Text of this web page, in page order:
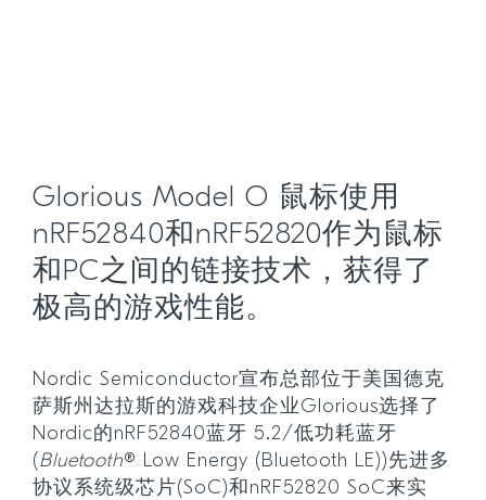
Glorious Model O 鼠标使用
nRF52840和nRF52820作为鼠标
和PC之间的链接技术，获得了
极高的游戏性能。
Nordic Semiconductor宣布总部位于美国德克
萨斯州达拉斯的游戏科技企业Glorious选择了
Nordic的nRF52840蓝牙 5.2/低功耗蓝牙
(Bluetooth® Low Energy (Bluetooth LE))先进多
协议系统级芯片(SoC)和nRF52820 SoC来实